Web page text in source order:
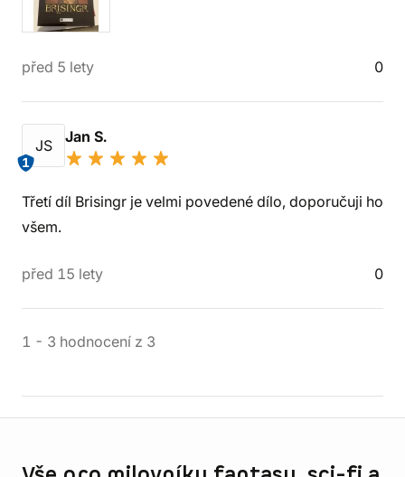
před 5 lety 0
JS
1
Jan S.
Třetí díl Brisingr je velmi povedené dílo, doporučuji ho
všem.
před 15 lety 0
1 - 3 hodnocení z 3